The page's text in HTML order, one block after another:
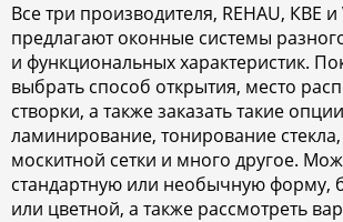
Все три производителя, REHAU, КВЕ и
предлагают оконные системы
и функциональных характеристик.
выбрать способ открытия, место
створки, а также заказать такие
ламинирование, тонирование стекла,
москитной сетки и много другое.
стандартную или необычную форму,
или цветной, а также рассмотреть